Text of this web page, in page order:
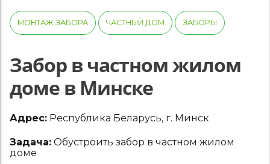
МОНТАЖ ЗАБОРА ЧАСТНЫЙ ДОМ ЗАБОРЫ
Забор в частном жилом
доме в Минске
Адрес: Республика Беларусь, г. Минск
Задача: Обустроить забор в частном жилом
доме